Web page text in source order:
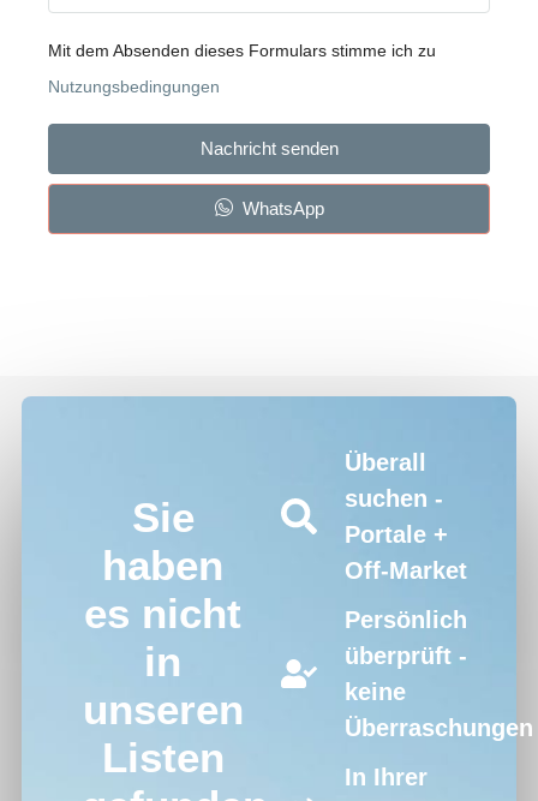
Mit dem Absenden dieses Formulars stimme ich zu
Nutzungsbedingungen
Nachricht senden
WhatsApp
Sie
haben
es nicht
in
unseren
Listen
Überall
suchen -
Portale +
Off-Market
Persönlich
überprüft -
keine
Überraschungen
In Ihrer